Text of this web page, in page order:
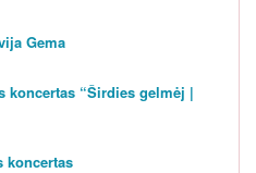
Gema
koncertas “Širdies gelmėj |
koncertas